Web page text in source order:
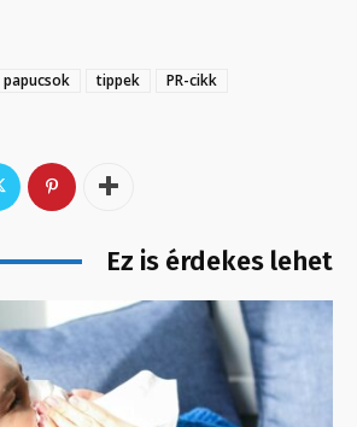
papucsok tippek PR-cikk
Ez is érdekes lehet